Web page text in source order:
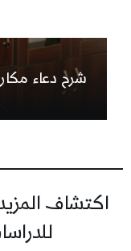
شرح دعاء
اكتشاف